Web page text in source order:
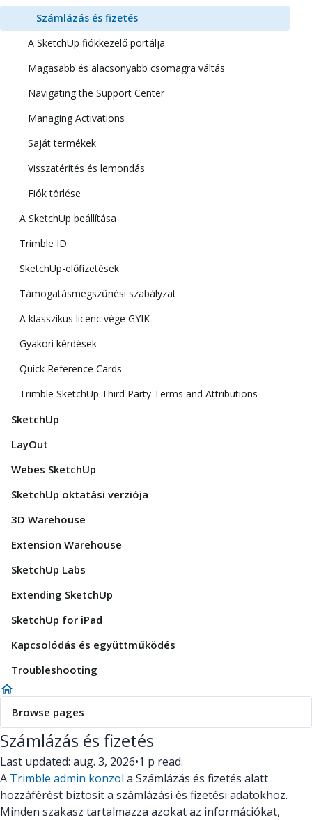
Számlázás és fizetés
A SketchUp fiókkezelő portálja
Magasabb és alacsonyabb csomagra váltás
Navigating the Support Center
Managing Activations
Saját termékek
Visszatérítés és lemondás
Fiók törlése
A SketchUp beállítása
Trimble ID
SketchUp-előfizetések
Támogatásmegszűnési szabályzat
A klasszikus licenc vége GYIK
Gyakori kérdések
Quick Reference Cards
Trimble SketchUp Third Party Terms and Attributions
SketchUp
LayOut
Webes SketchUp
SketchUp oktatási verziója
3D Warehouse
Extension Warehouse
SketchUp Labs
Extending SketchUp
SketchUp for iPad
Kapcsolódás és együttműködés
Troubleshooting
Browse pages
Számlázás és fizetés
Last updated: aug. 3, 2026•1 p read.
A Trimble admin konzol a Számlázás és fizetés alatt
hozzáférést biztosít a számlázási és fizetési adatokhoz.
Minden szakasz tartalmazza azokat az információkat,